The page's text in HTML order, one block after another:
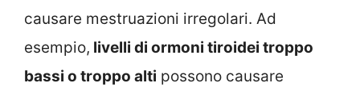
causare mestruazioni irregolari. Ad
esempio, livelli di ormoni tiroidei troppo
bassi o troppo alti possono causare